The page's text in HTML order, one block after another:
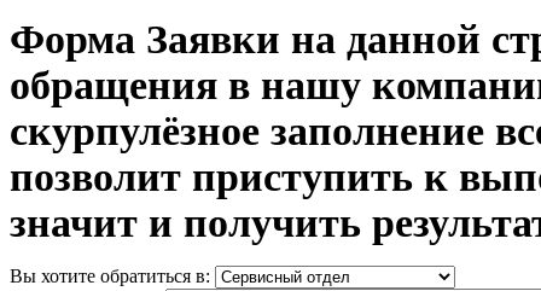
Форма Заявки на данной
обращения в нашу
скурпулёзное заполнение
позволит приступить к
значит и получить
Вы хотите обратиться в: